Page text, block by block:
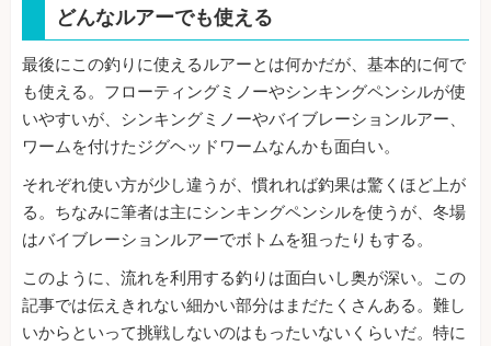
どんなルアーでも使える
最後にこの釣りに使えるルアーとは何かだが、基本的に何で
も使える。フローティングミノーやシンキングペンシルが使
いやすいが、シンキングミノーやバイブレーションルアー、
ワームを付けたジグヘッドワームなんかも面白い。
それぞれ使い方が少し違うが、慣れれば釣果は驚くほど上が
る。ちなみに筆者は主にシンキングペンシルを使うが、冬場
はバイブレーションルアーでボトムを狙ったりもする。
このように、流れを利用する釣りは面白いし奥が深い。この
記事では伝えきれない細かい部分はまだたくさんある。難し
いからといって挑戦しないのはもったいないくらいだ。特に